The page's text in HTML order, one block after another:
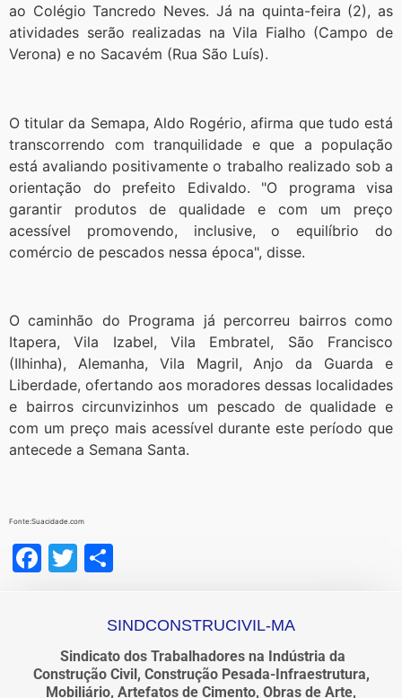
ao Colégio Tancredo Neves. Já na quinta-feira (2), as
atividades serão realizadas na Vila Fialho (Campo de
Verona) e no Sacavém (Rua São Luís).
O titular da Semapa, Aldo Rogério, afirma que tudo está
transcorrendo com tranquilidade e que a população
está avaliando positivamente o trabalho realizado sob a
orientação do prefeito Edivaldo. "O programa visa
garantir produtos de qualidade e com um preço
acessível promovendo, inclusive, o equilíbrio do
comércio de pescados nessa época", disse.
O caminhão do Programa já percorreu bairros como
Itapera, Vila Izabel, Vila Embratel, São Francisco
(Ilhinha), Alemanha, Vila Magril, Anjo da Guarda e
Liberdade, ofertando aos moradores dessas localidades
e bairros circunvizinhos um pescado de qualidade e
com um preço mais acessível durante este período que
antecede a Semana Santa.
Fonte:Suacidade.com
Facebook
Twitter
SINDCONSTRUCIVIL-MA
Sindicato dos Trabalhadores na Indústria da
Construção Civil, Construção Pesada-Infraestrutura,
Mobiliário, Artefatos de Cimento, Obras de Arte,